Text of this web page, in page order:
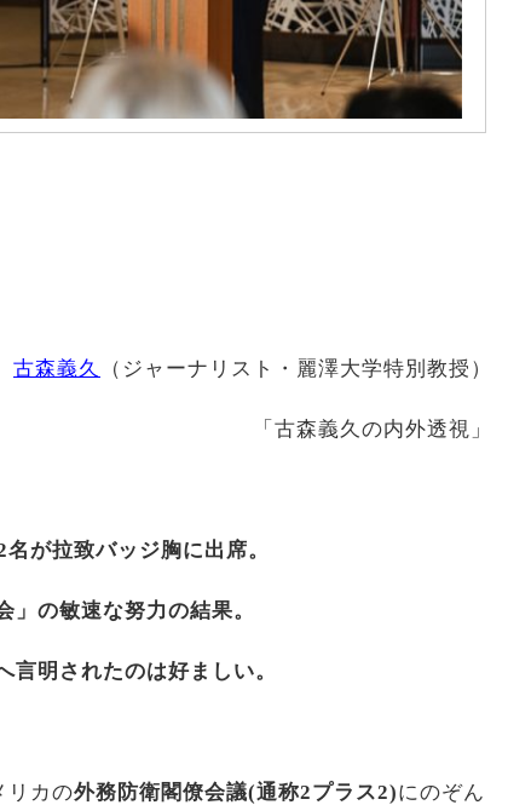
古森義久 （ジャーナリスト・麗澤大学特別教授）
「古森義久の内外透視」
が拉致バッジ胸に出席。
」の敏速な努力の結果。
言明されたのは好ましい。
リカの外務防衛閣僚会議(通称2プラス2)にのぞん